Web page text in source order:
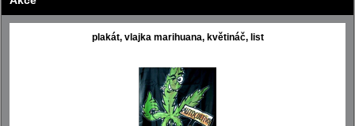
plakát, vlajka marihuana, květináč, list